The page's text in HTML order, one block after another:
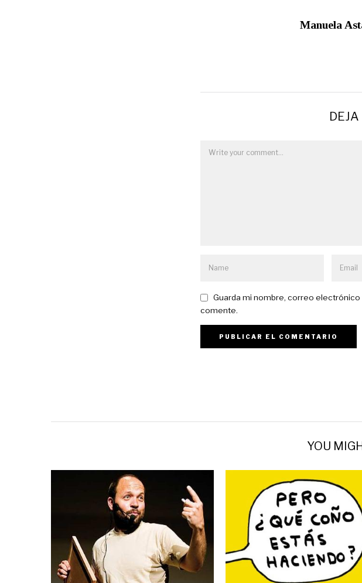
Manuela
Guarda mi nombre, correo
comente.
YOU